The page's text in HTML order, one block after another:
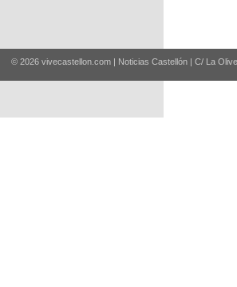
© 2026 vivecastellon.com | Noticias Castellón | C/ La